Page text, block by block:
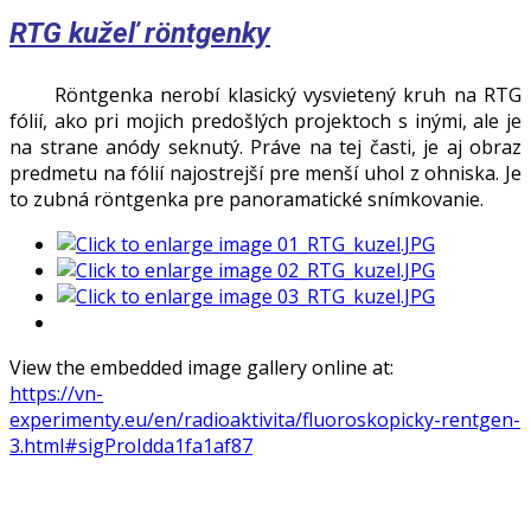
RTG kužeľ röntgenky
Röntgenka nerobí klasický vysvietený kruh na RTG
fólií, ako pri mojich predošlých projektoch s inými, ale je
na strane anódy seknutý. Práve na tej časti, je aj obraz
predmetu na fólií najostrejší pre menší uhol z ohniska. Je
to zubná röntgenka pre panoramatické snímkovanie.
View the embedded image gallery online at:
https://vn-
experimenty.eu/en/radioaktivita/fluoroskopicky-rentgen-
3.html#sigProIdda1fa1af87